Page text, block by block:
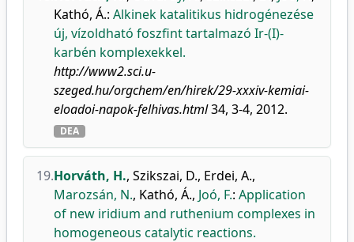
Kathó, Á.: Alkinek katalitikus hidrogénezése
új, vízoldható foszfint tartalmazó Ir-(I)-
karbén komplexekkel.
http://www2.sci.u-
szeged.hu/orgchem/en/hirek/29-xxxiv-kemiai-
eloadoi-napok-felhivas.html34, 3-4, 2012.
DEA
19.Horváth, H., Szikszai, D., Erdei, A.,
Marozsán, N., Kathó, Á., Joó, F.: Application
of new iridium and ruthenium complexes in
homogeneous catalytic reactions.